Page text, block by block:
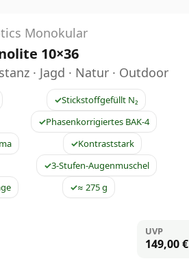
Monokular
10×36
· Jagd · Natur · Outdoor
Stickstoffgefüllt N₂
Phasenkorrigiertes BAK-4
Kontraststark
3-Stufen-Augenmuschel
≈ 275 g
UVP
149,00 €